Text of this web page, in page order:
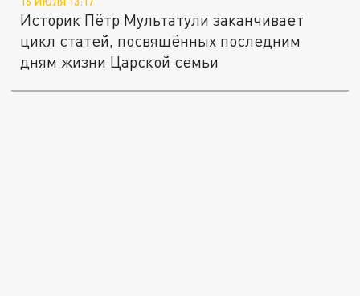
Историк Пётр Мультатули заканчивает
цикл статей, посвящённых последним
дням жизни Царской cемьи